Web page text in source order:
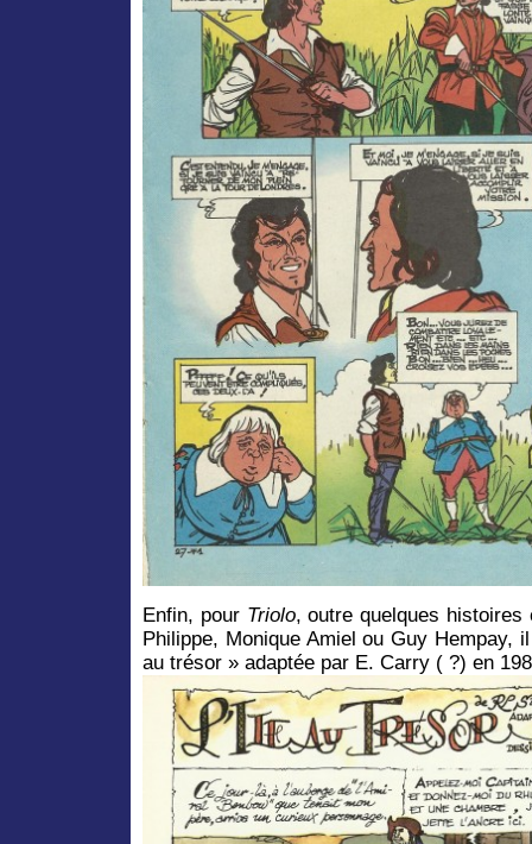
Enfin, pour Triolo, outre quelques
Philippe, Monique Amiel ou Guy Hempay,
au trésor » adaptée par E. Carry ( ?) en